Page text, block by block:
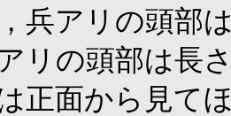
兵アリの頭部
リの頭部は長
正面から見て